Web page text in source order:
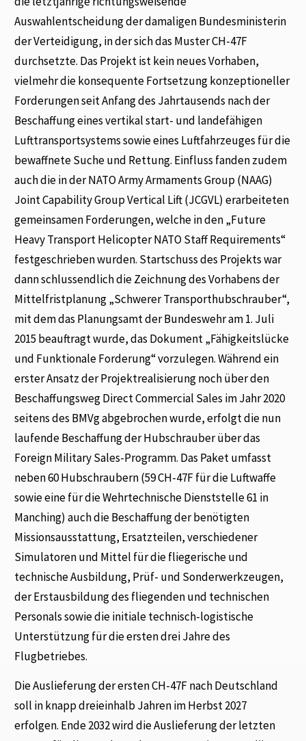
Auswahlentscheidung der damaligen Bundesministerin
der Verteidigung, in der sich das Muster CH-47F
durchsetzte. Das Projekt ist kein neues Vorhaben,
vielmehr die konsequente Fortsetzung konzeptioneller
Forderungen seit Anfang des Jahrtausends nach der
Beschaffung eines vertikal start- und landefähigen
Lufttransportsystems sowie eines Luftfahrzeuges für die
bewaffnete Suche und Rettung. Einfluss fanden zudem
auch die in der NATO Army Armaments Group (NAAG)
Joint Capability Group Vertical Lift (JCGVL) erarbeiteten
gemeinsamen Forderungen, welche in den „Future
Heavy Transport Helicopter NATO Staff Requirements“
festgeschrieben wurden. Startschuss des Projekts war
dann schlussendlich die Zeichnung des Vorhabens der
Mittelfristplanung „Schwerer Transporthubschrauber“,
mit dem das Planungsamt der Bundeswehr am 1. Juli
2015 beauftragt wurde, das Dokument „Fähigkeitslücke
und Funktionale Forderung“ vorzulegen. Während ein
erster Ansatz der Projektrealisierung noch über den
Beschaffungsweg Direct Commercial Sales im Jahr 2020
seitens des BMVg abgebrochen wurde, erfolgt die nun
laufende Beschaffung der Hubschrauber über das
Foreign Military Sales-Programm. Das Paket umfasst
neben 60 Hubschraubern (59 CH-47F für die Luftwaffe
sowie eine für die Wehrtechnische Dienststelle 61 in
Manching) auch die Beschaffung der benötigten
Missionsausstattung, Ersatzteilen, verschiedener
Simulatoren und Mittel für die fliegerische und
technische Ausbildung, Prüf- und Sonderwerkzeugen,
der Erstausbildung des fliegenden und technischen
Personals sowie die initiale technisch-logistische
Unterstützung für die ersten drei Jahre des
Flugbetriebes.
Die Auslieferung der ersten CH-47F nach Deutschland
soll in knapp dreieinhalb Jahren im Herbst 2027
erfolgen. Ende 2032 wird die Auslieferung der letzten